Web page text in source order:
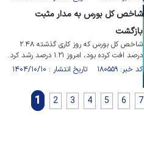
شاخص کل بورس به مدار مثبت
بازگشت
شاخص کل بورس که روز کاری گذشته ۲.۴۸
درصد افت کرده بود، امروز ۱.۲۱ درصد رشد کرد.
کد خبر: ۱۸۰۵۵۹ تاریخ انتشار : ۱۴۰۴/۱۰/۱۰
1 2 3 4 5 6 7